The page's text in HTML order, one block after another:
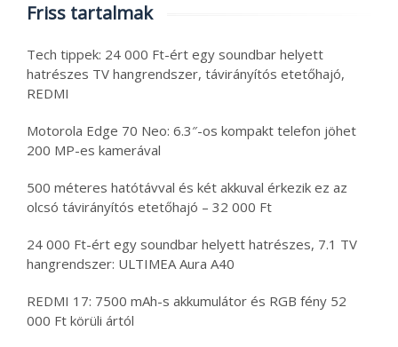
Friss tartalmak
Tech tippek: 24 000 Ft-ért egy soundbar helyett
hatrészes TV hangrendszer, távirányítós etetőhajó,
REDMI
Motorola Edge 70 Neo: 6.3″-os kompakt telefon jöhet
200 MP-es kamerával
500 méteres hatótávval és két akkuval érkezik ez az
olcsó távirányítós etetőhajó – 32 000 Ft
24 000 Ft-ért egy soundbar helyett hatrészes, 7.1 TV
hangrendszer: ULTIMEA Aura A40
REDMI 17: 7500 mAh-s akkumulátor és RGB fény 52
000 Ft körüli ártól